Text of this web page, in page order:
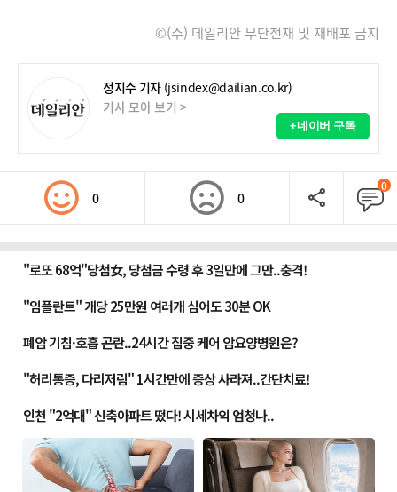
©(주) 데일리안 무단전재 및 재배포 금지
정지수 기자 (jsindex@dailian.co.kr)
기사 모아 보기 >
+네이버 구독
0 0
0